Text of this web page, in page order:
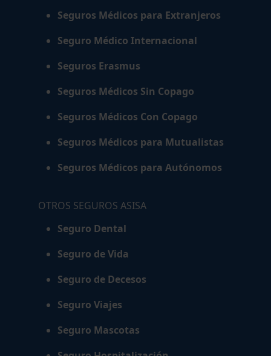
Seguros Médicos para Extranjeros
Seguro Médico Internacional
Seguros Erasmus
Seguros Médicos Sin Copago
Seguros Médicos Con Copago
Seguros Médicos para Mutualistas
Seguros Médicos para Autónomos
OTROS SEGUROS ASISA
Seguro Dental
Seguro de Vida
Seguro de Decesos
Seguro Viajes
Seguro Mascotas